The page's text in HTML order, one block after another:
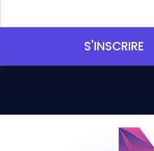
S'INSCRIRE